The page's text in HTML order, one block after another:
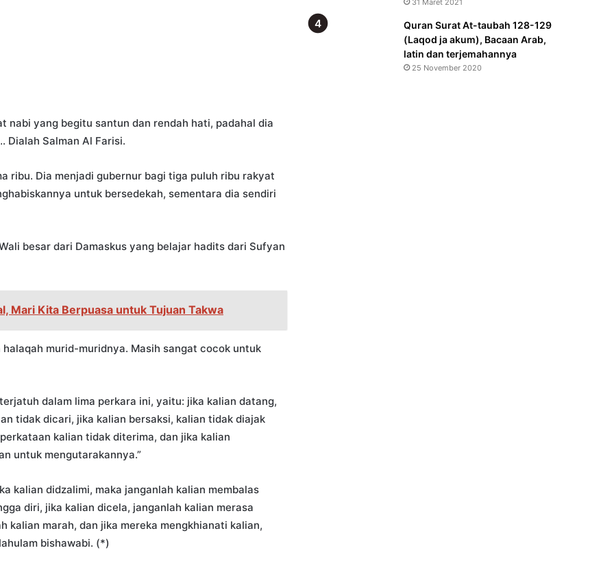
nabi yang begitu santun dan rendah hati, padahal dia
Dialah Salman Al Farisi.
ribu. Dia menjadi gubernur bagi tiga puluh ribu rakyat
untuk bersedekah, sementara dia sendiri
besar dari Damaskus yang belajar hadits dari Sufyan
Mari Kita Berpuasa untuk Tujuan Takwa
murid-muridnya. Masih sangat cocok untuk
dalam lima perkara ini, yaitu: jika kalian datang,
tidak dicari, jika kalian bersaksi, kalian tidak diajak
kalian tidak diterima, dan jika kalian
untuk mengutarakannya.”
kalian didzalimi, maka janganlah kalian membalas
diri, jika kalian dicela, janganlah kalian merasa
kalian marah, dan jika mereka mengkhianati kalian,
bishawabi. (*)
Quran Surat At-taubah 128-129
(Laqod ja akum), Bacaan Arab,
latin dan terjemahannya
25 November 2020